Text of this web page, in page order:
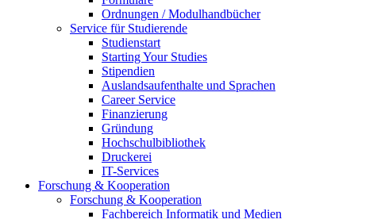
Ordnungen / Modulhandbücher
Service für Studierende
Studienstart
Starting Your Studies
Stipendien
Auslandsaufenthalte und Sprachen
Career Service
Finanzierung
Gründung
Hochschulbibliothek
Druckerei
IT-Services
Forschung & Kooperation
Forschung & Kooperation
Fachbereich Informatik und Medien